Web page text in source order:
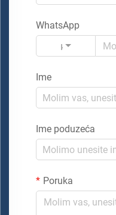
WhatsApp
Kod
Ime
Ime poduzeća
Poruka